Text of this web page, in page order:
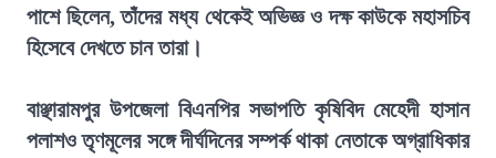
পাশে ছিলেন, তাঁদের মধ্য থেকেই অভিজ্ঞ ও দক্ষ কাউকে মহাসচিব
হিসেবে দেখতে চান তারা।
বাঞ্ছারামপুর উপজেলা বিএনপির সভাপতি কৃষিবিদ মেহেদী হাসান
পলাশও তৃণমূলের সঙ্গে দীর্ঘদিনের সম্পর্ক থাকা নেতাকে অগ্রাধিকার